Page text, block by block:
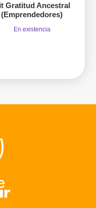
Gratitud Ancestral
(Emprendedores)
En existencia